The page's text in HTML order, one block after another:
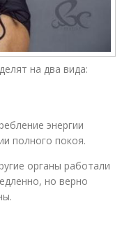
на два вида:
энергии
полного покоя.
органы работали
но верно